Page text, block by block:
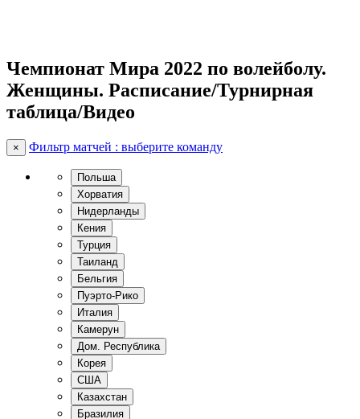
Чемпионат Мира 2022 по волейболу.
Женщины. Расписание/Турнирная
таблица/Видео
Фильтр матчей : выберите команду